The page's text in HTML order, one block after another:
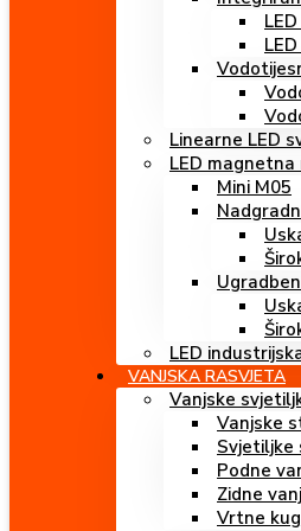
Linearne LED
LED
Mini M05
LED
VANJSKA RASVJETA
Vanjske
Vanjske
Svjetiljke
Podne
Zidne
Vrtne